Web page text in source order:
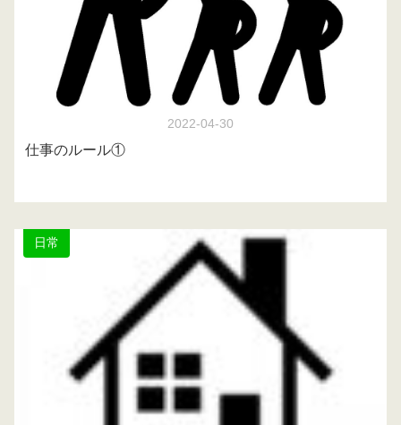
2022-04-30
仕事のルール①
日常